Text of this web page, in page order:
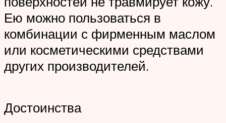
Ею можно пользоваться в
комбинации с фирменным маслом
или косметическими средствами
других производителей.
Достоинства